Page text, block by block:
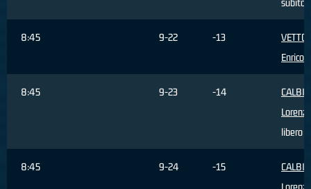
8:45 9-22 -13
Enrico
8:45 9-23 -14
Lorenzo
libero
8:45 9-24 -15
Lorenzo